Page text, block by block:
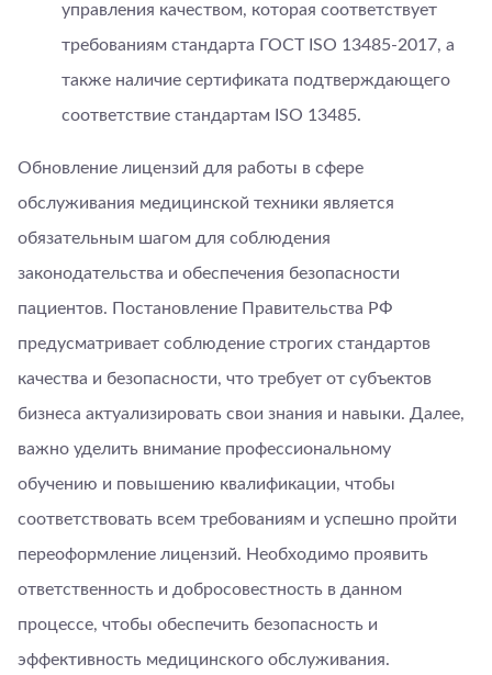
управления качеством, которая соответствует
требованиям стандарта ГОСТ ISO 13485-2017, а
также наличие сертификата подтверждающего
соответствие стандартам ISO 13485.
Обновление лицензий для работы в сфере
обслуживания медицинской техники является
обязательным шагом для соблюдения
законодательства и обеспечения безопасности
пациентов. Постановление Правительства РФ
предусматривает соблюдение строгих стандартов
качества и безопасности, что требует от субъектов
бизнеса актуализировать свои знания и навыки. Далее,
важно уделить внимание профессиональному
обучению и повышению квалификации, чтобы
соответствовать всем требованиям и успешно пройти
переоформление лицензий. Необходимо проявить
ответственность и добросовестность в данном
процессе, чтобы обеспечить безопасность и
эффективность медицинского обслуживания.